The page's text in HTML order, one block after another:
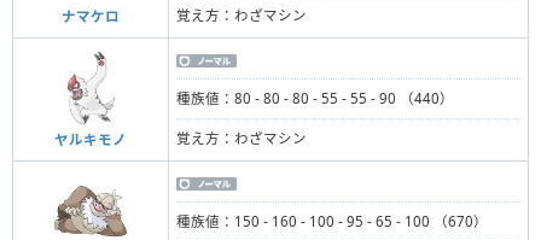
ナマケロ 覚え方：わざマシン
ヤルキモノ
種族値：80 - 80 - 80 - 55 - 55 - 90 （440）
覚え方：わざマシン
種族値：150 - 160 - 100 - 95 - 65 - 100 （670）